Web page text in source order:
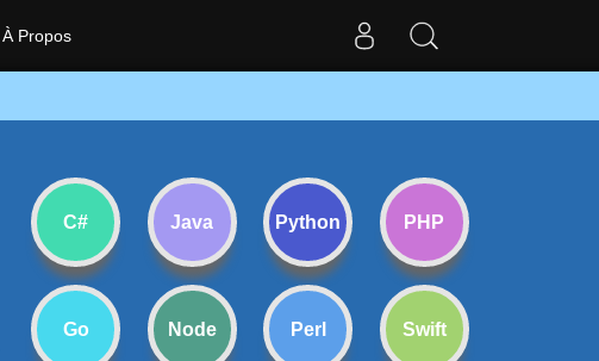
À Propos
C# Java Python PHP
Go Node Perl Swift